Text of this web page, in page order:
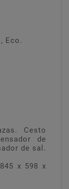
Eco.
Cesto
de
de sal.
x 598 x